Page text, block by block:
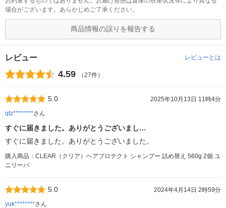
場合がございます。あらかじめご了承ください。
商品情報の誤りを報告する
レビュー レビューとは
4.59 （27件）
5.0
2025年10月13日 11時4分
qtz********さん
すぐに届きました。ありがとうございまし…
すぐに届きました。ありがとうございました。
購入商品：CLEAR（クリア）ヘアプロテクト シャンプー 詰め替え 560g 2個 ユ
ニリーバ
5.0
2024年4月14日 2時59分
yuk********さん